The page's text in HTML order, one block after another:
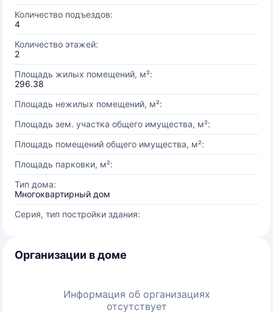
Количество подъездов:
4
Количество этажей:
2
Площадь жилых помещений, м²:
296.38
Площадь нежилых помещений, м²:
Площадь зем. участка общего имущества, м²:
Площадь помещений общего имущества, м²:
Площадь парковки, м²:
Тип дома:
Многоквартирный дом
Серия, тип постройки здания:
Организации в доме
Информация об организациях
отсутствует